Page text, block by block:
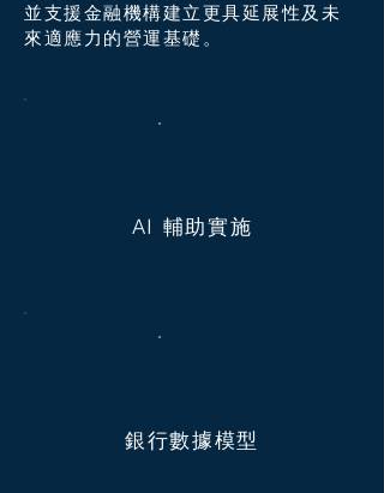
並支援金融機構建立更具延展性及未
來適應力的營運基礎。
AI 輔助實施
銀行數據模型